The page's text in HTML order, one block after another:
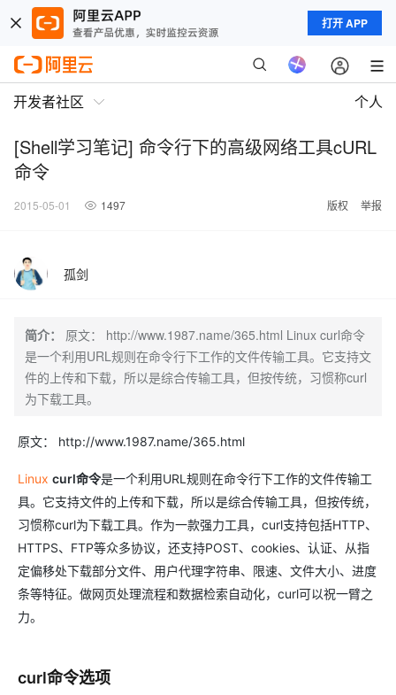
打开 APP
开发者社区 个人
[Shell学习笔记] 命令行下的高级网络工具cURL
命令
2015-05-01 1497 版权 举报
孤剑
简介：
原文： http://www.1987.name/365.html Linux curl命令
是一个利用URL规则在命令行下工作的文件传输工具。它支持文
件的上传和下载，所以是综合传输工具，但按传统，习惯称curl
为下载工具。
原文： http://www.1987.name/365.html
Linux curl命令是一个利用URL规则在命令行下工作的文件传输工
具。它支持文件的上传和下载，所以是综合传输工具，但按传统，
习惯称curl为下载工具。作为一款强力工具，curl支持包括HTTP、
HTTPS、FTP等众多协议，还支持POST、cookies、认证、从指
定偏移处下载部分文件、用户代理字符串、限速、文件大小、进度
条等特征。做网页处理流程和数据检索自动化，curl可以祝一臂之
力。
curl命令选项